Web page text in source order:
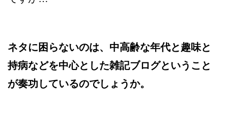
ネタに困らないのは、中高齢な年代と趣味と
持病などを中心とした雑記ブログということ
が奏功しているのでしょうか。